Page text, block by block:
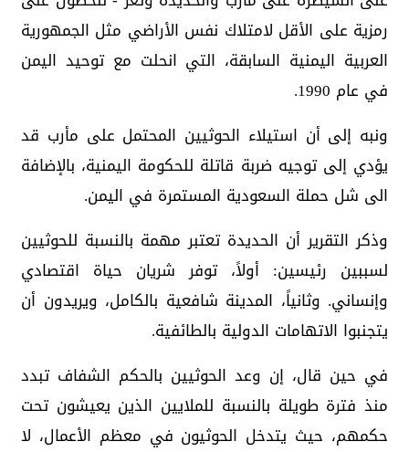
رمزية على الأقل لامتلاك نفس الأراضي مثل الجمهورية
العربية اليمنية السابقة، التي انحلت مع توحيد اليمن
في عام 1990.
ونبه إلى أن استيلاء الحوثيين المحتمل على مأرب قد
يؤدي إلى توجيه ضربة قاتلة للحكومة اليمنية، بالإضافة
الى شل حملة السعودية المستمرة في اليمن.
وذكر التقرير أن الحديدة تعتبر مهمة بالنسبة للحوثيين
لسببين رئيسين: أولاً، توفر شريان حياة اقتصادي
وإنساني. وثانياً، المدينة شافعية بالكامل، ويريدون أن
يتجنبوا الاتهامات الدولية بالطائفية.
في حين قال، إن وعد الحوثيين بالحكم الشفاف تبدد
منذ فترة طويلة بالنسبة للملايين الذين يعيشون تحت
حكمهم، حيث يتدخل الحوثيون في معظم الأعمال، لا